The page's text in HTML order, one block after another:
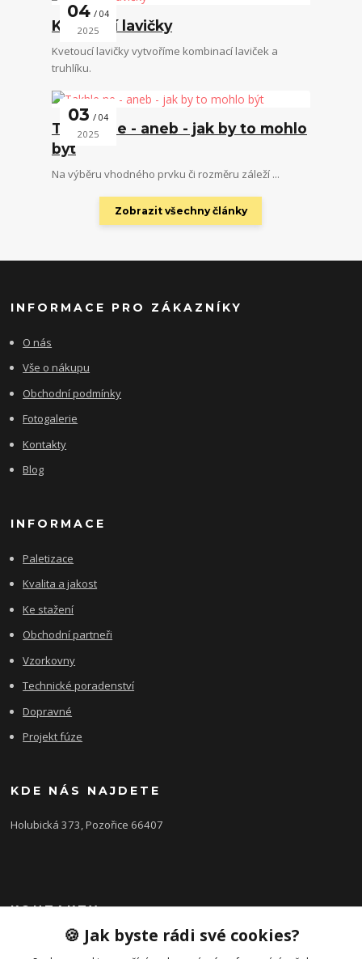
04 04
2025
Kvetoucí lavičky
Kvetoucí lavičky vytvoříme kombinací laviček a
truhlíku.
03 04
2025
Takhle ne - aneb - jak by to mohlo
být
Na výběru vhodného prvku či rozměru záleží ...
Zobrazit všechny články
INFORMACE PRO ZÁKAZNÍKY
O nás
Vše o nákupu
Obchodní podmínky
Fotogalerie
Kontakty
Blog
INFORMACE
Paletizace
Kvalita a jakost
Ke stažení
Obchodní partneři
Vzorkovny
Technické poradenství
Dopravné
Projekt fúze
KDE NÁS NAJDETE
Holubická 373, Pozořice 66407
KONTAKTY
Zákaznická podpora FEROBET s.r.o.
🍪 Jak byste rádi své cookies?